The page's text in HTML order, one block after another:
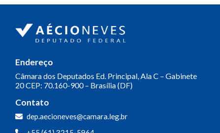
Endereço
Câmara dos Deputados Ed. Principal, Ala C – Gabinete
20CEP: 70.160-900 – Brasília (DF)
Contato
dep.aecioneves@camara.leg.br